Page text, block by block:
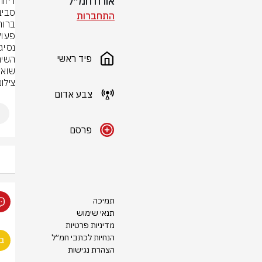
התחברות
פיד ראשי
צבע אדום
פרסם
תמיכה
תנאי שימוש
מדיניות פרטיות
הנחיות לכתבי חמ״ל
הצהרת נגישות